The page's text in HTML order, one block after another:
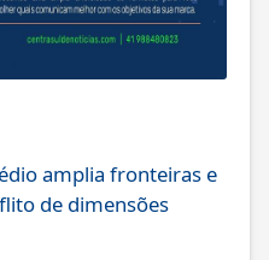
amplia fronteiras e
de dimensões